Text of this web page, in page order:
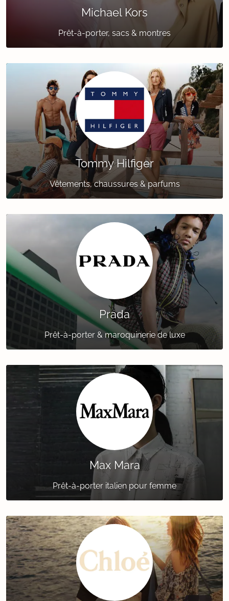
Michael Kors
Prêt-à-porter, sacs & montres
Tommy Hilfiger
Vêtements, chaussures & parfums
Prada
Prêt-à-porter & maroquinerie de luxe
Max Mara
Prêt-à-porter italien pour femme